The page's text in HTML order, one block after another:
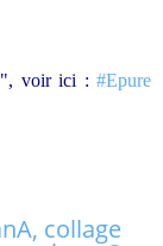
", voir ici : #Epure